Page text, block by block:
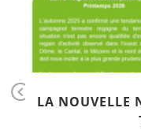
LA NOUVELLE